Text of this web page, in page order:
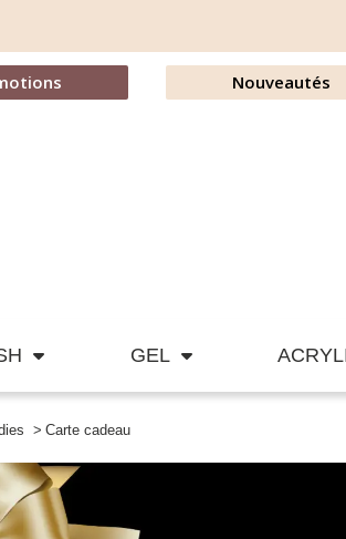
Nouveautés
GEL
Carte cadeau